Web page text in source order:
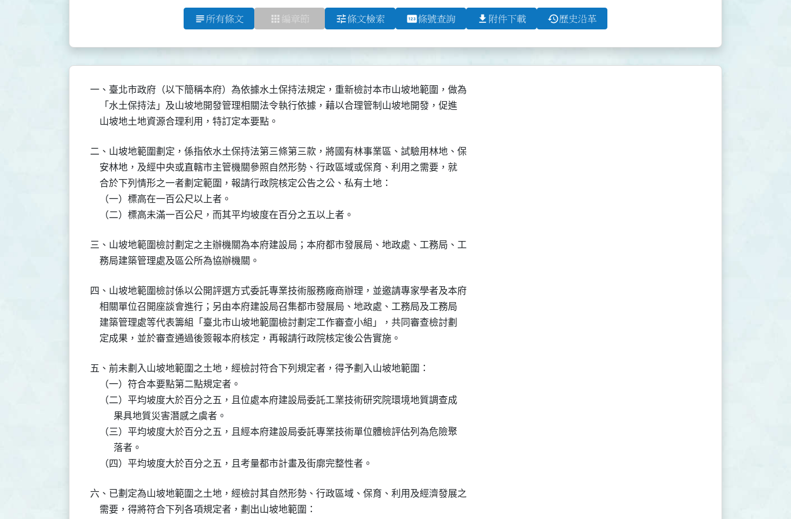
subject 所有條文 apps 編章節 tune條文檢索 pin條號查詢 file_download 附件下載 history歷史沿革
一、臺北市政府（以下簡稱本府）為依據水土保持法規定，重新檢討本市山坡地範圍，做為
    「水土保持法」及山坡地開發管理相關法令執行依據，藉以合理管制山坡地開發，促進
    山坡地土地資源合理利用，特訂定本要點。
二、山坡地範圍劃定，係指依水土保持法第三條第三款，將國有林事業區、試驗用林地、保
    安林地，及經中央或直轄市主管機關參照自然形勢、行政區域或保育、利用之需要，就
    合於下列情形之一者劃定範圍，報請行政院核定公告之公、私有土地：
    （一）標高在一百公尺以上者。
    （二）標高未滿一百公尺，而其平均坡度在百分之五以上者。
三、山坡地範圍檢討劃定之主辦機關為本府建設局；本府都市發展局、地政處、工務局、工
    務局建築管理處及區公所為協辦機關。
四、山坡地範圍檢討係以公開評選方式委託專業技術服務廠商辦理，並邀請專家學者及本府
    相關單位召開座談會進行；另由本府建設局召集都市發展局、地政處、工務局及工務局
    建築管理處等代表籌組「臺北市山坡地範圍檢討劃定工作審查小組」，共同審查檢討劃
    定成果，並於審查通過後簽報本府核定，再報請行政院核定後公告實施。
五、前未劃入山坡地範圍之土地，經檢討符合下列規定者，得予劃入山坡地範圍：
    （一）符合本要點第二點規定者。
    （二）平均坡度大於百分之五，且位處本府建設局委託工業技術研究院環境地質調查成
          果具地質災害潛感之虞者。
    （三）平均坡度大於百分之五，且經本府建設局委託專業技術單位體檢評估列為危險聚
          落者。
    （四）平均坡度大於百分之五，且考量都市計畫及街廓完整性者。
六、已劃定為山坡地範圍之土地，經檢討其自然形勢、行政區域、保育、利用及經濟發展之
    需要，得將符合下列各項規定者，劃出山坡地範圍：